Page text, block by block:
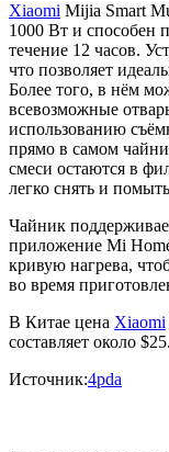
Xiaomi Mijia Smart
1000 Вт и способен
течение 12 часов.
что позволяет
Более того, в нём
всевозможные
использованию
прямо в самом
смеси остаются в
легко снять и
Чайник
приложение Mi
кривую нагрева,
во время
В Китае цена Xiaomi
составляет около $25.
Источник:4pda